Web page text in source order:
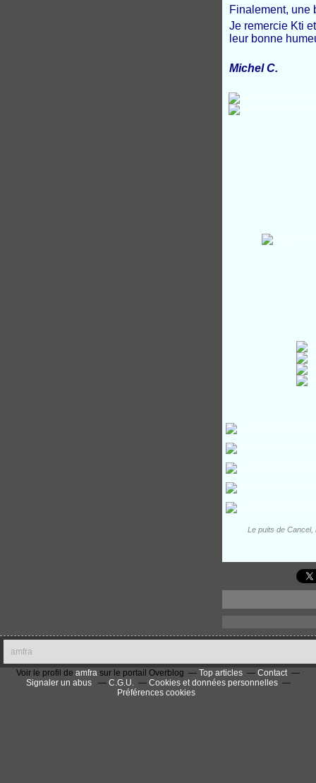
Finalement, une
Je remercie Kti
leur bonne
Michel C.
Le puits de Cancel,
amfra
Voir le profil de amfra sur le portail Overblog Top articles
Contact
Signaler un abus
C.G.U.
Cookies et données personnelles
Préférences cookies